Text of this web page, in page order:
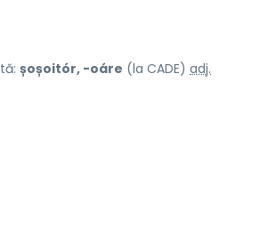
șoșoitór, -oáre (la CADE) adj.